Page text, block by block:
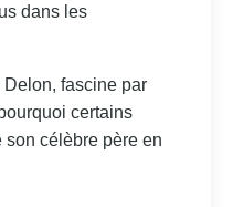
dans les
fascine par
certains
son célèbre père en